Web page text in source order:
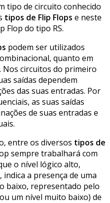
tipo de circuito conhecido
tipos de Flip Flops e neste
Flop do tipo RS.
podem ser utilizados
quanto em
Nos circuitos do primeiro
saídas dependem
das suas entradas. Por
as suas saídas
de suas entradas e
entre os diversos tipos de
sempre trabalhará com
o nível lógico alto,
a presença de uma
baixo, representado pelo
um nível muito baixo) de